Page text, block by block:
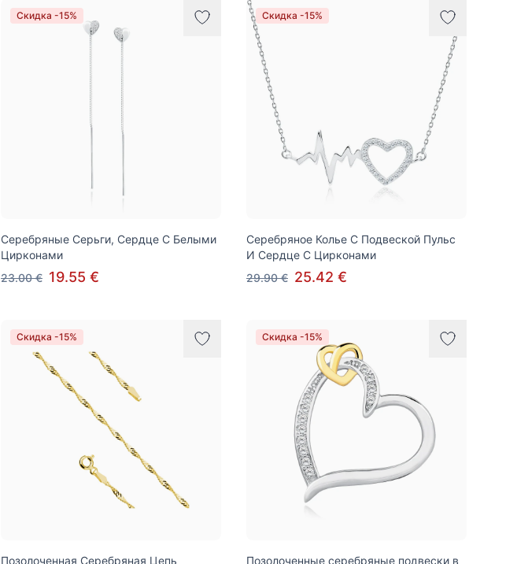
Скидка -15%
Серебряные Серьги, Сердце С Белыми
Цирконами
23.00 € 19.55 €
Скидка -15%
Серебряное Колье С Подвеской Пульс
И Сердце С Цирконами
29.90 € 25.42 €
Скидка -15%
Позолоченная Серебряная Цепь
Скидка -15%
Позолоченные серебряные подвески в